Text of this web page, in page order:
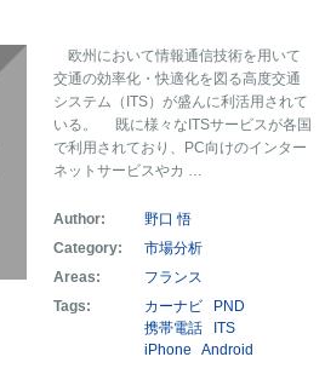
欧州において情報通信技術を用いて
交通の効率化・快適化を図る高度交通
システム（ITS）が盛んに利活用されて
いる。 既に様々なITSサービスが各国
で利用されており、PC向けのインター
ネットサービスやカ …
Author:
野口 悟
Category:
市場分析
Areas:
フランス
Tags:
カーナビ
PND
携帯電話
ITS
iPhone
Android